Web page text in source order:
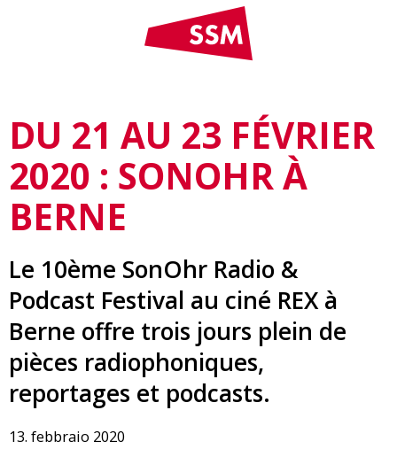
DU 21 AU 23 FÉVRIER
2020 : SONOHR À
BERNE
Le 10ème SonOhr Radio &
Podcast Festival au ciné REX à
Berne offre trois jours plein de
pièces radiophoniques,
reportages et podcasts.
13. febbraio 2020